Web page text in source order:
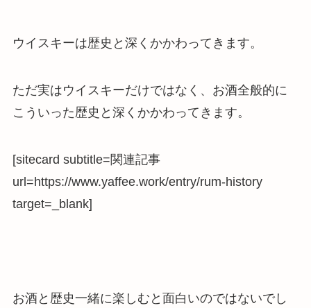
ウイスキーは歴史と深くかかわってきます。
ただ実はウイスキーだけではなく、お酒全般的に
こういった歴史と深くかかわってきます。
[sitecard subtitle=関連記事
url=https://www.yaffee.work/entry/rum-history
target=_blank]
お酒と歴史一緒に楽しむと面白いのではないでし